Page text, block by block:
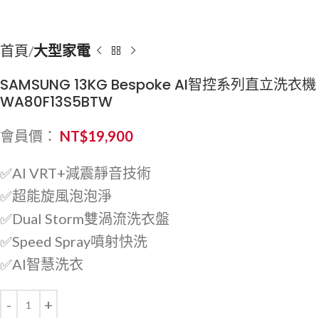
首頁 大型家電
SAMSUNG 13KG Bespoke AI智控系列直立洗衣機
WA80F13S5BTW
會員價： NT$19,900
✅AI VRT+減震靜音技術
✅超能旋風泡泡淨
✅Dual Storm雙渦流洗衣盤
✅Speed Spray噴射快洗
✅AI智慧洗衣